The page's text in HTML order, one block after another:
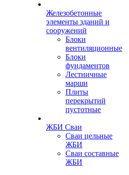
Железобетонные
элементы зданий и
сооружений
Блоки
вентиляционные
Блоки
фундаментов
Лестничные
марши
Плиты
перекрытий
пустотные
ЖБИ Сваи
Сваи цельные
ЖБИ
Сваи составные
ЖБИ